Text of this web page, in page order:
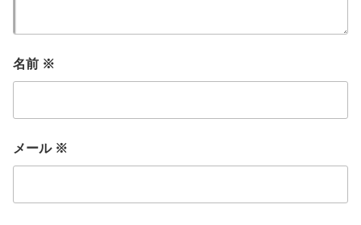
名前 ※
メール ※